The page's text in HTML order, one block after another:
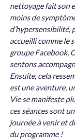
nettoyage fait son
moins de
d’hypersensibilité,
accueilli comme le
groupe Facebook,
sentons
Ensuite, cela
est une aventure,
Vie se manifeste
ces séances sont
journée à venir et
du programme !